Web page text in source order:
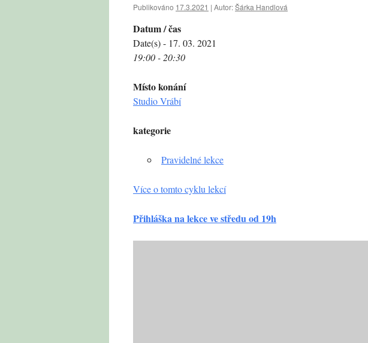
Publikováno 17.3.2021 | Autor:Šárka Handlová
Datum / čas
Date(s) - 17. 03. 2021
19:00 - 20:30
Místo konání
Studio Vrábí
kategorie
Pravidelné lekce
Více o tomto cyklu lekcí
Přihláška na lekce ve středu od 19h